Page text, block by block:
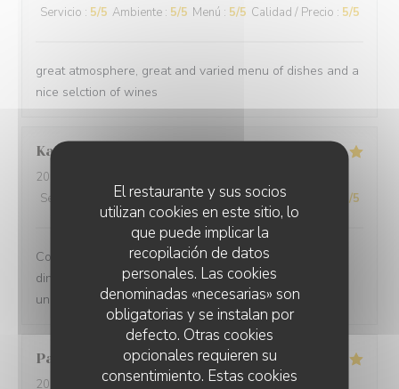
El restaurante y sus socios
utilizan cookies en este sitio, lo
que puede implicar la
recopilación de datos
personales. Las cookies
denominadas «necesarias» son
obligatorias y se instalan por
defecto. Otras cookies
opcionales requieren su
consentimiento. Estas cookies
Servicio : 5/5 Ambiente : 5/5 Menú : 5/5 Calidad / Precio : 5/5
great atmosphere, great and varied menu of dishes and a
nice selction of wines
Kamil
2025-12-31
Servicio
Ambiente: 5/5 Menú: 5/5 Calidad / Precio /5
Comprehensive restaurant with friendly service. The
dinner was tasty with fresh ingredients and served with
unexpected flavors.
Paolo
2025-12-29 - 20:00 - Invitados 2